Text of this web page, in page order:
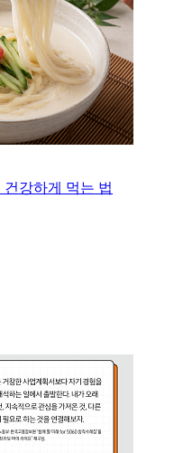
건강하게 먹는 법